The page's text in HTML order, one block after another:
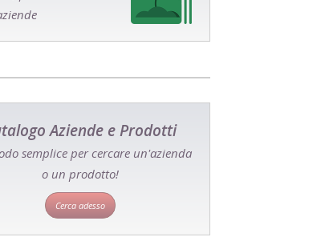
Aziende e Prodotti
semplice per cercare un'azienda
o un prodotto!
Cerca adesso